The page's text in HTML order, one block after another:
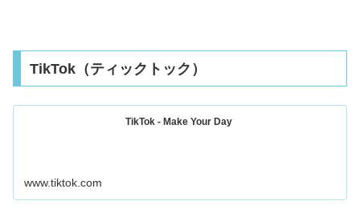
TikTok（ティックトック）
TikTok - Make Your Day
www.tiktok.com